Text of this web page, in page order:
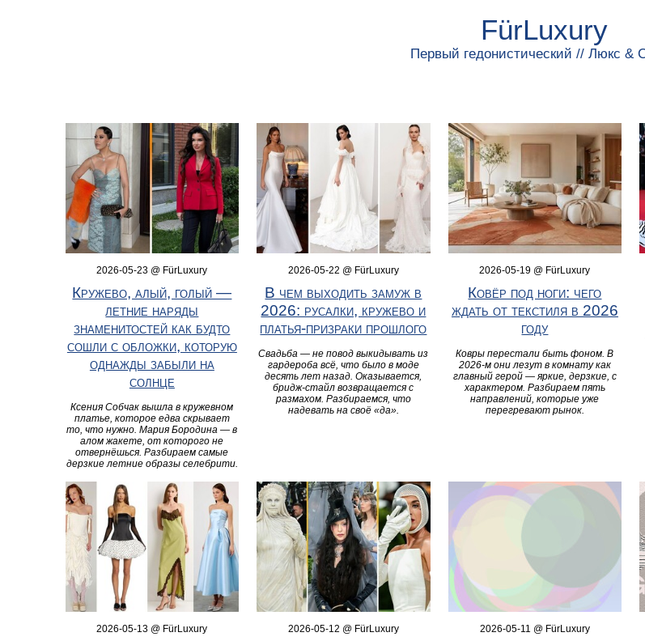
FürLuxury
Первый гедонистический // Люкс &
2026-05-23 @ FürLuxury
Кружево, алый, голый —
летние наряды
знаменитостей как будто
сошли с обложки, которую
однажды забыли на
солнце
Ксения Собчак вышла в кружевном
платье, которое едва скрывает
то, что нужно. Мария Бородина — в
алом жакете, от которого не
отвернёшься. Разбираем самые
дерзкие летние образы селебрити.
2026-05-22 @ FürLuxury
В чем выходить замуж в
2026: русалки, кружево и
платья-призраки прошлого
Свадьба — не повод выкидывать из
гардероба всё, что было в моде
десять лет назад. Оказывается,
бридж-стайл возвращается с
размахом. Разбираемся, что
надевать на своё «да».
2026-05-19 @ FürLuxury
Ковёр под ноги: чего
ждать от текстиля в 2026
году
Ковры перестали быть фоном. В
2026-м они лезут в комнату как
главный герой — яркие, дерзкие, с
характером. Разбираем пять
направлений, которые уже
перегревают рынок.
2026-05-13 @ FürLuxury 2026-05-12 @ FürLuxury 2026-05-11 @ FürLuxury